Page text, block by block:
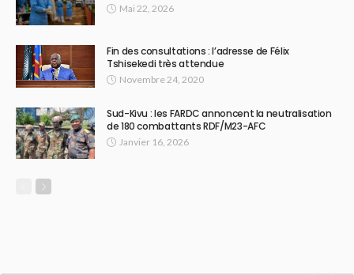
Mai 22, 2026
Fin des consultations : l’adresse de Félix
Tshisekedi très attendue
Novembre 24, 2020
Sud-Kivu : les FARDC annoncent la neutralisation
de 180 combattants RDF/M23-AFC
Janvier 16, 2026